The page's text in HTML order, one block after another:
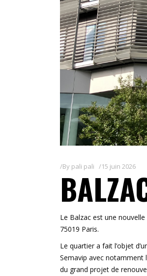
By pali pali 15 juin 2026
Le Balzac est une
75019 Paris.
Le quartier a fait l’objet
Semavip avec notamment
du grand projet de